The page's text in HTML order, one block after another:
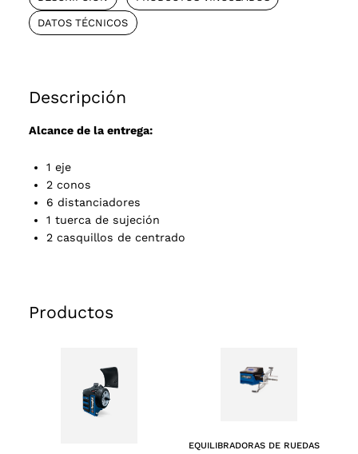
DATOS TÉCNICOS
Descripción
Alcance de la entrega:
1 eje
2 conos
6 distanciadores
1 tuerca de sujeción
2 casquillos de centrado
Productos
EQUILIBRADORAS DE RUEDAS